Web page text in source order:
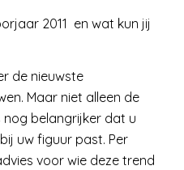
2011 en wat kun jij
de nieuwste
Maar niet alleen de
nog belangrijker dat u
uw figuur past. Per
voor wie deze trend